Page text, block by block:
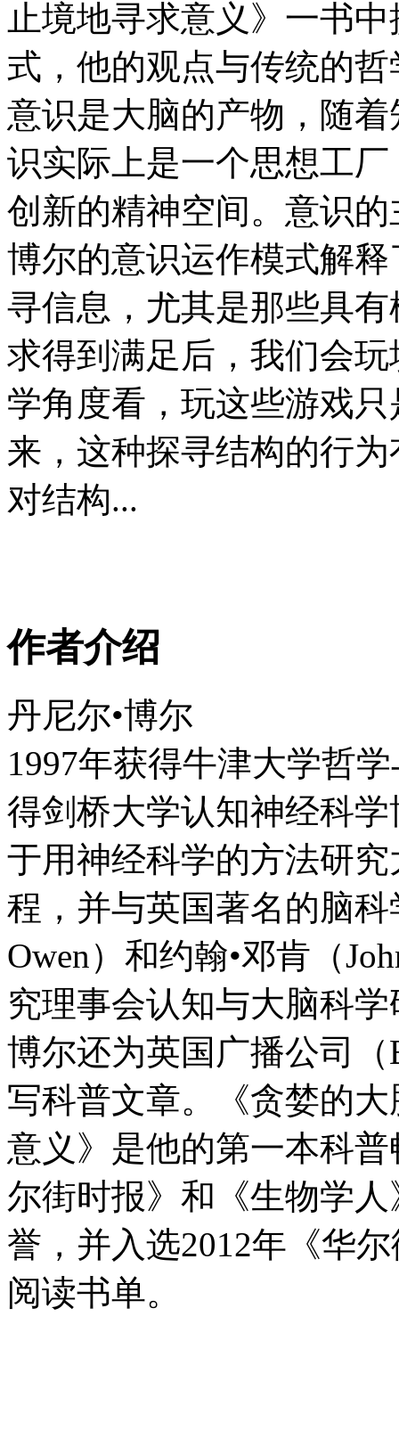
止境地寻求意义》一书
式，他的观点与传统的
意识是大脑的产物，随
识实际上是一个思想工
创新的精神空间。意识
博尔的意识运作模式解
寻信息，尤其是那些具
求得到满足后，我们会
学角度看，玩这些游戏
来，这种探寻结构的行
对结构...
作者介绍
丹尼尔•博尔
1997年获得牛津大学哲
得剑桥大学认知神经科
于用神经科学的方法研
程，并与英国著名的脑
Owen）和约翰•邓肯（
究理事会认知与大脑科
博尔还为英国广播公司
写科普文章。《贪婪的
意义》是他的第一本科
尔街时报》和《生物学
誉，并入选2012年《华
阅读书单。